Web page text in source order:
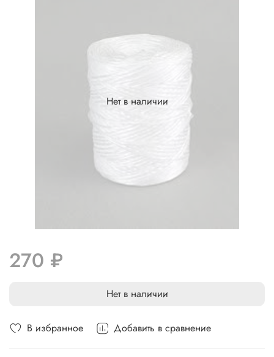
В избранное Добавить в сравнение
Нет в наличии
270 ₽
Нет в наличии